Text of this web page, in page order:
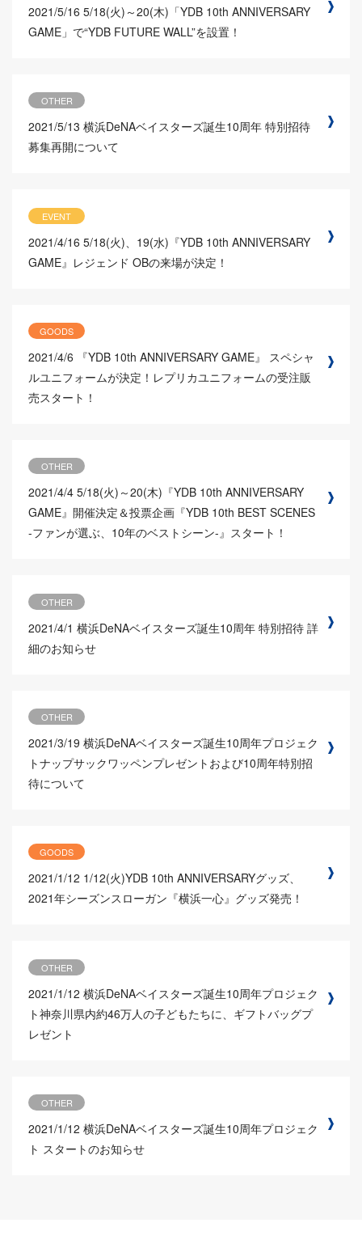
2021/5/16 5/18(火)～20(木)「YDB 10th ANNIVERSARY
GAME」で“YDB FUTURE WALL”を設置！
OTHER
2021/5/13 横浜DeNAベイスターズ誕生10周年 特別招待
募集再開について
EVENT
2021/4/16 5/18(火)、19(水)『YDB 10th ANNIVERSARY
GAME』レジェンド OBの来場が決定！
GOODS
2021/4/6
『YDB 10th ANNIVERSARY GAME』 スペシャ
ルユニフォームが決定！レプリカユニフォームの受注販
売スタート！
OTHER
2021/4/4 5/18(火)～20(木)『YDB 10th ANNIVERSARY
GAME』開催決定＆投票企画『YDB 10th BEST SCENES
-ファンが選ぶ、10年のベストシーン-』スタート！
OTHER
2021/4/1 横浜DeNAベイスターズ誕生10周年 特別招待 詳
細のお知らせ
OTHER
2021/3/19 横浜DeNAベイスターズ誕生10周年プロジェク
トナップサックワッペンプレゼントおよび10周年特別招
待について
GOODS
2021/1/12 1/12(火)YDB 10th ANNIVERSARYグッズ、
2021年シーズンスローガン『横浜一心』グッズ発売！
OTHER
2021/1/12 横浜DeNAベイスターズ誕生10周年プロジェク
ト神奈川県内約46万人の子どもたちに、ギフトバッグプ
レゼント
OTHER
2021/1/12 横浜DeNAベイスターズ誕生10周年プロジェク
ト スタートのお知らせ